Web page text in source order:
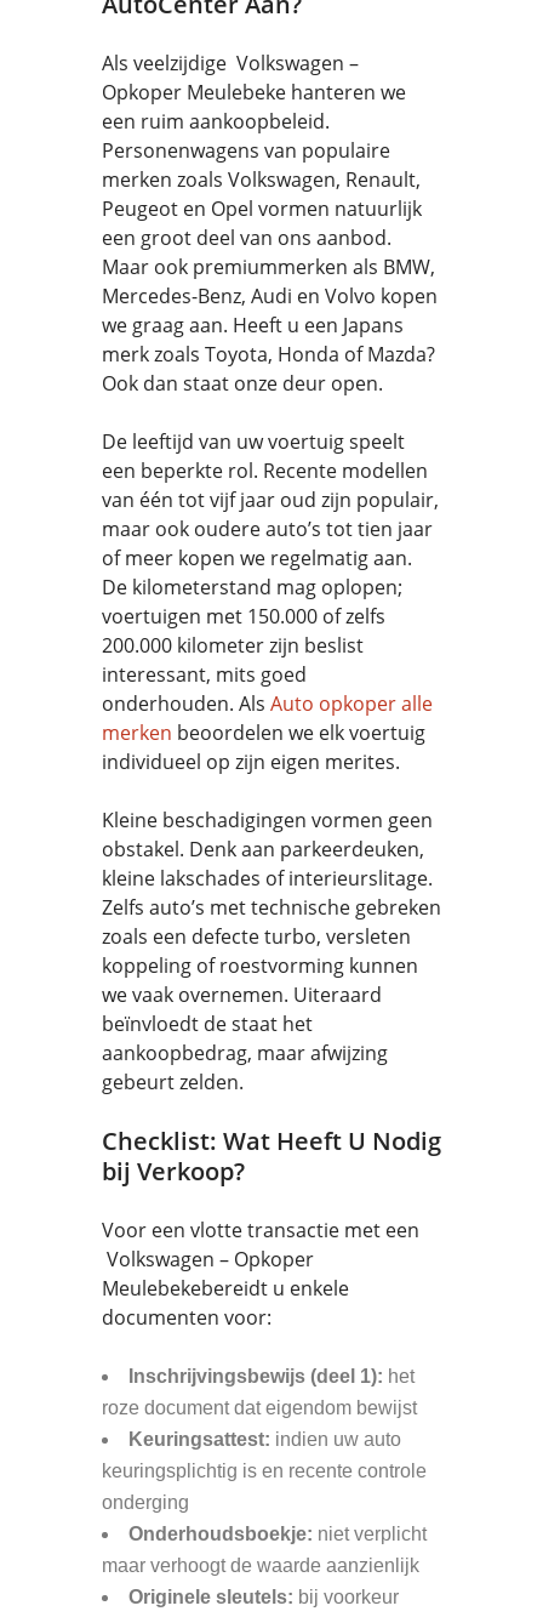
Als veelzijdige Volkswagen –
Opkoper Meulebeke hanteren we
een ruim aankoopbeleid.
Personenwagens van populaire
merken zoals Volkswagen, Renault,
Peugeot en Opel vormen natuurlijk
een groot deel van ons aanbod.
Maar ook premiummerken als BMW,
Mercedes-Benz, Audi en Volvo kopen
we graag aan. Heeft u een Japans
merk zoals Toyota, Honda of Mazda?
Ook dan staat onze deur open.
De leeftijd van uw voertuig speelt
een beperkte rol. Recente modellen
van één tot vijf jaar oud zijn populair,
maar ook oudere auto’s tot tien jaar
of meer kopen we regelmatig aan.
De kilometerstand mag oplopen;
voertuigen met 150.000 of zelfs
200.000 kilometer zijn beslist
interessant, mits goed
onderhouden. Als Auto opkoper alle
merken beoordelen we elk voertuig
individueel op zijn eigen merites.
Kleine beschadigingen vormen geen
obstakel. Denk aan parkeerdeuken,
kleine lakschades of interieurslitage.
Zelfs auto’s met technische gebreken
zoals een defecte turbo, versleten
koppeling of roestvorming kunnen
we vaak overnemen. Uiteraard
beïnvloedt de staat het
aankoopbedrag, maar afwijzing
gebeurt zelden.
Checklist: Wat Heeft U Nodig
bij Verkoop?
Voor een vlotte transactie met een
Volkswagen – Opkoper
Meulebekebereidt u enkele
documenten voor:
Inschrijvingsbewijs (deel 1): het
roze document dat eigendom bewijst
Keuringsattest: indien uw auto
keuringsplichtig is en recente controle
onderging
Onderhoudsboekje: niet verplicht
maar verhoogt de waarde aanzienlijk
Originele sleutels: bij voorkeur